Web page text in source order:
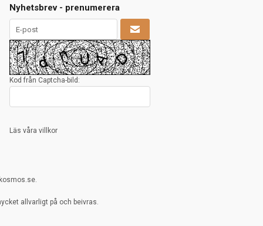
Nyhetsbrev - prenumerera
Kod från Captcha-bild:
Läs våra villkor
allvarligt på och beivras.